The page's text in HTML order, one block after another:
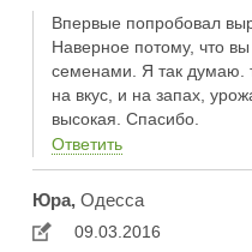
Впервые попробовал
Наверное потому, что
семенами. Я так думаю.
на вкус, и на запах,
высокая. Спасибо.
Ответить
Юра,Одесса
09.03.2016